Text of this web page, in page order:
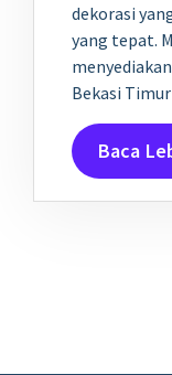
dekorasi
yang tepat.
Bekasi
Baca